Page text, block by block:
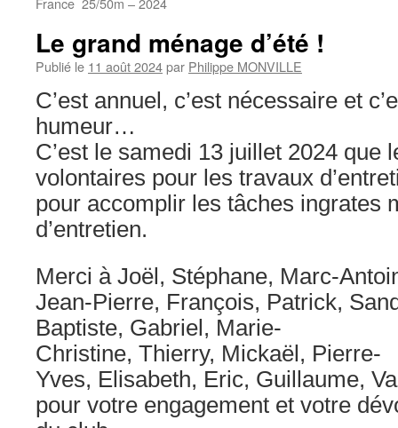
Le grand ménage d’été !
Publié le 11 août 2024par Philippe MONVILLE
C’est annuel, c’est nécessaire et
humeur…
C’est le samedi 13 juillet 2024 que
volontaires pour les travaux
pour accomplir les tâches ingrates
d’entretien.
Merci à Joël, Stéphane, Marc-
Jean-Pierre, François, Patrick,
Baptiste, Gabriel, Marie-
Christine, Thierry, Mickaël, Pierre-
Yves, Elisabeth, Eric, Guillaume,
pour votre engagement et votre